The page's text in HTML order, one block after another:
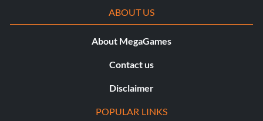
ABOUT US
About MegaGames
Contact us
Disclaimer
POPULAR LINKS